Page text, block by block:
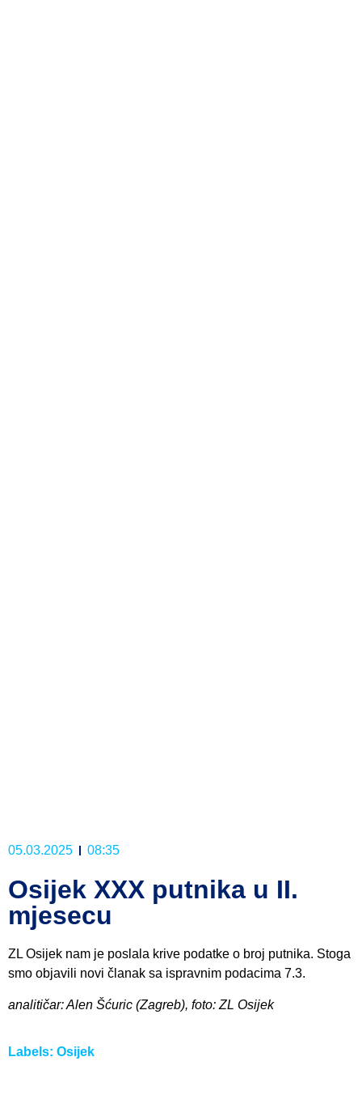
05.03.2025 08:35
Osijek XXX putnika u II.
mjesecu
ZL Osijek nam je poslala krive podatke o broj putnika. Stoga
smo objavili novi članak sa ispravnim podacima 7.3.
analitičar: Alen Šćuric (Zagreb), foto: ZL Osijek
Labels: Osijek